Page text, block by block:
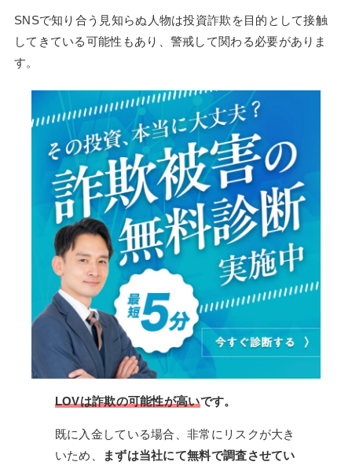
SNSで知り合う見知らぬ人物は投資詐欺を目的として接触
してきている可能性もあり、警戒して関わる必要がありま
す。
LOVは詐欺の可能性が高いです。
既に入金している場合、非常にリスクが大き
いため、
まずは当社にて無料で調査させてい